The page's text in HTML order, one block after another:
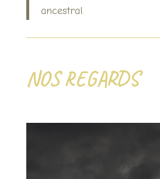
ancestral.
NOS REGARDS